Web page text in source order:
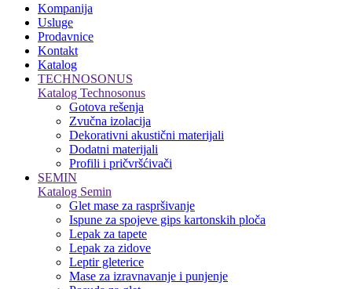
Kompanija
Usluge
Prodavnice
Kontakt
Katalog
TECHNOSONUS
Katalog Technosonus
Gotova rešenja
Zvučna izolacija
Dekorativni akustični materijali
Dodatni materijali
Profili i pričvršćivači
SEMIN
Katalog Semin
Glet mase za raspršivanje
Ispune za spojeve gips kartonskih ploča
Lepak za tapete
Lepak za zidove
Leptir gleterice
Mase za izravnavanje i punjenje